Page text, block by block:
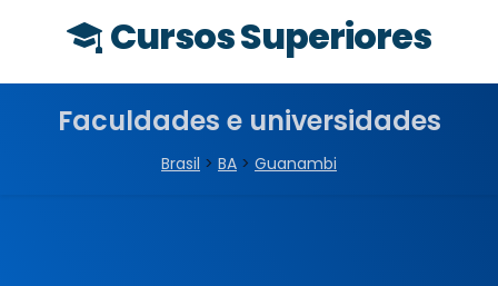
Cursos Superiores
Faculdades e universidades
Brasil > BA > Guanambi